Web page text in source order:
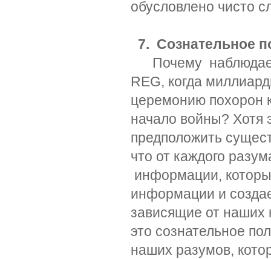
обусловлено чисто
7. Сознательное
Почему
REG, когда
церемонию похорон
начало войны? Хотя
предположить
что от каждого
информации,
информации и
зависящие от
это сознательное
наших разумов,